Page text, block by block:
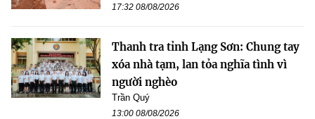
17:32 08/08/2026
Thanh tra tỉnh Lạng Sơn: Chung tay
xóa nhà tạm, lan tỏa nghĩa tình vì
người nghèo
Trần Quý
13:00 08/08/2026